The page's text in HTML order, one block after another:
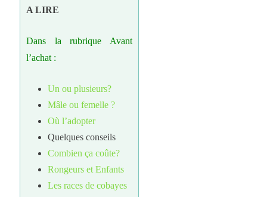
A LIRE
Dans la rubrique Avant
l’achat :
Un ou plusieurs?
Mâle ou femelle ?
Où l’adopter
Quelques conseils
Combien ça coûte?
Rongeurs et Enfants
Les races de cobayes